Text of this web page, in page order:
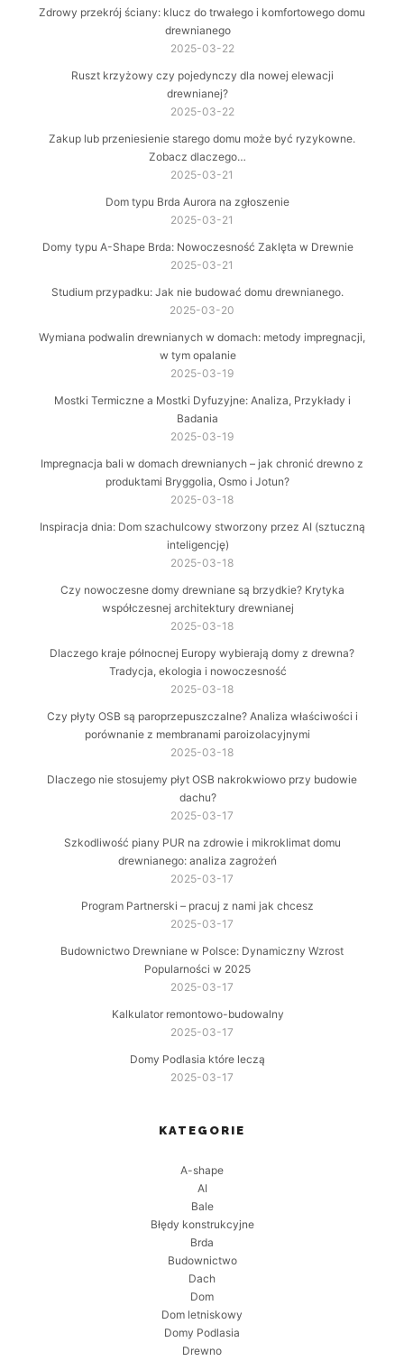
Zdrowy przekrój ściany: klucz do trwałego i komfortowego domu
drewnianego
2025-03-22
Ruszt krzyżowy czy pojedynczy dla nowej elewacji
drewnianej?
2025-03-22
Zakup lub przeniesienie starego domu może być ryzykowne.
Zobacz dlaczego…
2025-03-21
Dom typu Brda Aurora na zgłoszenie
2025-03-21
Domy typu A-Shape Brda: Nowoczesność Zaklęta w Drewnie
2025-03-21
Studium przypadku: Jak nie budować domu drewnianego.
2025-03-20
Wymiana podwalin drewnianych w domach: metody impregnacji,
w tym opalanie
2025-03-19
Mostki Termiczne a Mostki Dyfuzyjne: Analiza, Przykłady i
Badania
2025-03-19
Impregnacja bali w domach drewnianych – jak chronić drewno z
produktami Bryggolia, Osmo i Jotun?
2025-03-18
Inspiracja dnia: Dom szachulcowy stworzony przez AI (sztuczną
inteligencję)
2025-03-18
Czy nowoczesne domy drewniane są brzydkie? Krytyka
współczesnej architektury drewnianej
2025-03-18
Dlaczego kraje północnej Europy wybierają domy z drewna?
Tradycja, ekologia i nowoczesność
2025-03-18
Czy płyty OSB są paroprzepuszczalne? Analiza właściwości i
porównanie z membranami paroizolacyjnymi
2025-03-18
Dlaczego nie stosujemy płyt OSB nakrokwiowo przy budowie
dachu?
2025-03-17
Szkodliwość piany PUR na zdrowie i mikroklimat domu
drewnianego: analiza zagrożeń
2025-03-17
Program Partnerski – pracuj z nami jak chcesz
2025-03-17
Budownictwo Drewniane w Polsce: Dynamiczny Wzrost
Popularności w 2025
2025-03-17
Kalkulator remontowo-budowalny
2025-03-17
Domy Podlasia które leczą
2025-03-17
KATEGORIE
A-shape
AI
Bale
Błędy konstrukcyjne
Brda
Budownictwo
Dach
Dom
Dom letniskowy
Domy Podlasia
Drewno